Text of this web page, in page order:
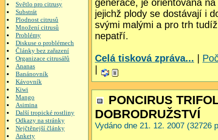
Světlo pro citrusy
Substrát
Plodnost citrusů
Množení citrusů
Problémy
Diskuse o problémech
Články bez zařazení
Organizace citrusářů
Ananas
Banánovník
Kávovník
Kiwi
Mango
Asimina
Další tropické rostliny
Odkazy na stránky
Nejčtěnejší články
Ankety
generace, je orientována
jejichž plody se dostávají i
svými malými a pro trh
nepatří.
Celá tisková zpráva...
PONCIRUS
DOBRODRUŽSTVÍ
Vydáno dne 21. 12. 2007 (32726